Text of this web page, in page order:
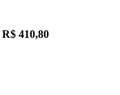
R$ 410,80